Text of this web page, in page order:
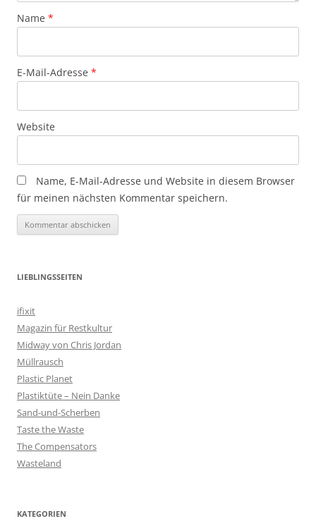
Name *
E-Mail-Adresse *
Website
Name, E-Mail-Adresse und Website in diesem Browser
für meinen nächsten Kommentar speichern.
LIEBLINGSSEITEN
ifixit
Magazin für Restkultur
Midway von Chris Jordan
Müllrausch
Plastic Planet
Plastiktüte – Nein Danke
Sand-und-Scherben
Taste the Waste
The Compensators
Wasteland
KATEGORIEN